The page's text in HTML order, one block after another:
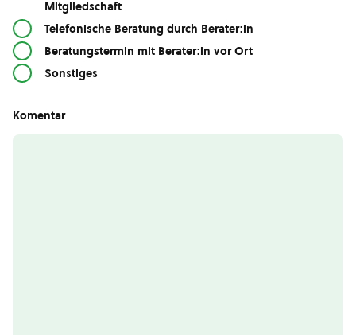
Mitgliedschaft
Telefonische Beratung durch Berater:in
Beratungstermin mit Berater:in vor Ort
Sonstiges
Komentar